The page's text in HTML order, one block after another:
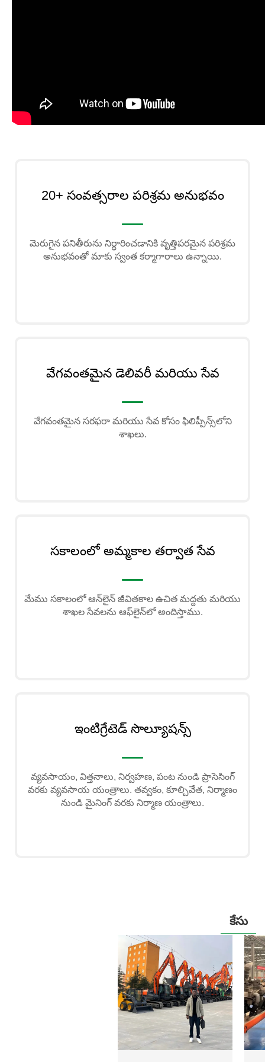
20+ సంవత్సరాల పరిశ్రమ అనుభవం
మెరుగైన పనితీరును నిర్ధారించడానికి వృత్తిపరమైన పరిశ్రమ
అనుభవంతో మాకు స్వంత కర్మాగారాలు ఉన్నాయి.
వేగవంతమైన డెలివరీ మరియు సేవ
వేగవంతమైన సరఫరా మరియు సేవ కోసం ఫిలిప్పీన్స్‌లోని
శాఖలు.
సకాలంలో అమ్మకాల తర్వాత సేవ
మేము సకాలంలో ఆన్‌లైన్ జీవితకాల ఉచిత మద్దతు మరియు
శాఖల సేవలను ఆఫ్‌లైన్‌లో అందిస్తాము.
ఇంటిగ్రేటెడ్ సొల్యూషన్స్
వ్యవసాయం, విత్తనాలు, నిర్వహణ, పంట నుండి ప్రాసెసింగ్
వరకు వ్యవసాయ యంత్రాలు. తవ్వకం, కూల్చివేత, నిర్మాణం
నుండి మైనింగ్ వరకు నిర్మాణ యంత్రాలు.
కేసు